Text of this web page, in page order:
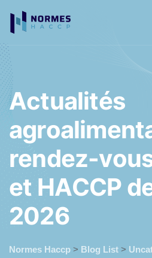
Actualités
agroaliment
rendez-vou
et HACCP d
2026
Normes Haccp > Blog List >